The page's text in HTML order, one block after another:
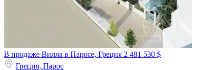
В продаже Вилла в Паросе, Греция 2 481 530 $
Греция, Парос